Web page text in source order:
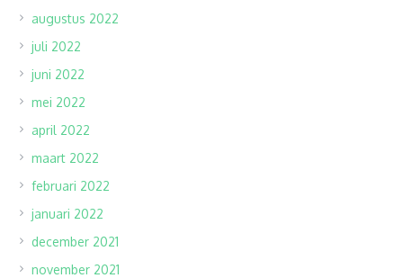
augustus 2022
juli 2022
juni 2022
mei 2022
april 2022
maart 2022
februari 2022
januari 2022
december 2021
november 2021